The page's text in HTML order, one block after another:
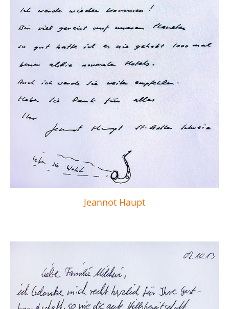
Jeannot Haupt